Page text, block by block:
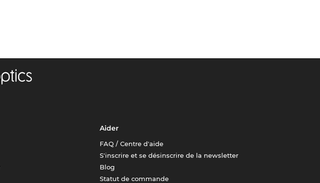
Aider
FAQ / Centre d'aide
S'inscrire et se désinscrire de la newsletter
Blog
Statut de commande